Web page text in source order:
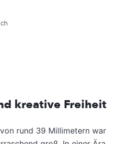
kreative Freiheit
rund 39 Millimetern war